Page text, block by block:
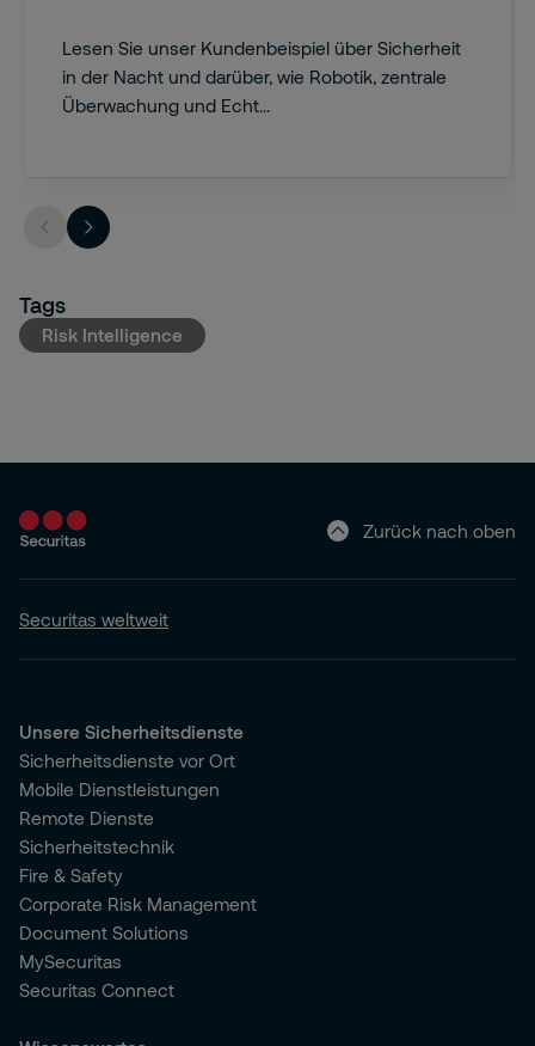
Lesen Sie unser Kundenbeispiel über Sicherheit
in der Nacht und darüber, wie Robotik, zentrale
Überwachung und Echt...
Tags
Risk Intelligence
Zurück nach oben
Securitas weltweit
Unsere Sicherheitsdienste
Sicherheitsdienste vor Ort
Mobile Dienstleistungen
Remote Dienste
Sicherheitstechnik
Fire & Safety
Corporate Risk Management
Document Solutions
MySecuritas
Securitas Connect